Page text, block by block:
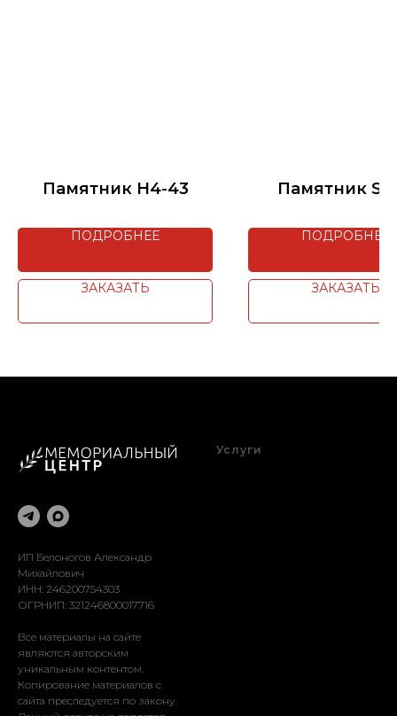
Памятник H4-43
ПОДРОБНЕЕ
ЗАКАЗАТЬ
Памятник
ПОДРОБНЕЕ
ЗАКАЗАТЬ
ИП Белоногов Александр
Михайлович
ИНН: 246200754303
ОГРНИП: 321246800017716
Все материалы на сайте
являются авторским
уникальным контентом.
Копирование материалов с
сайта преследуется по закону.
Услуги